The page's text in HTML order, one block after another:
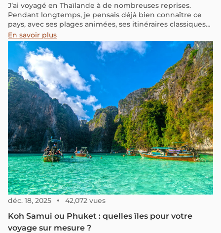
J’ai voyagé en Thaïlande à de nombreuses reprises.
Pendant longtemps, je pensais déjà bien connaître ce
pays, avec ses plages animées, ses itinéraires classiques
et ses villes qui bougent jour et nuit. Je me demandais
même s’il restait autre chose à découvrir en dehors de
Phuket ou Koh Phi Phi. Si vous vous posez la même
question que moi et que vous cherchez une île paisible,
encore préservée et loin du tourisme de masse, Koh Mak
en Thaïlande est exactement l’endroit qui mérite une
place dans vos projets de voyage. Voyons ensemble ce
que l’île offre.
En savoir plus
déc. 18, 2025 42,072 vues
Koh Samui ou Phuket : quelles îles pour votre
voyage sur mesure ?